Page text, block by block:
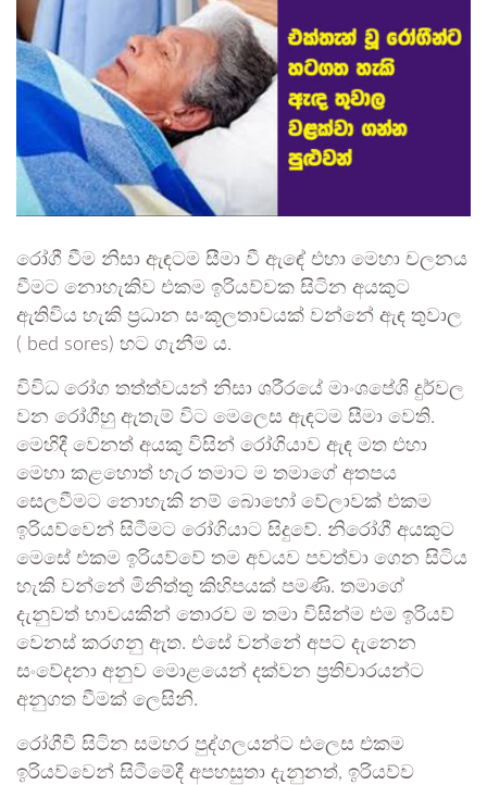
රෝගී වීම නිසා ඇඳටම සීමා වී ඇඳේ එහා මෙහා චලනය
වීමට නොහැකිව එකම ඉරියව්වක සිටින අයකුට
ඇතිවිය හැකි ප්‍රධාන සංකූලතාවයක් වන්නේ ඇඳ තුවාල
( bed sores) හට ගැනීම ය.
විවිධ රෝග තත්ත්වයන් නිසා ශරීරයේ මාංශපේශි දුර්වල
වන රෝගීහු ඇතැම් විට මෙලෙස ඇඳටම සීමා වෙති.
මෙහිදී වෙනත් අයකු විසින් රෝගියාව ඇඳ මත එහා
මෙහා කළහොත් හැර තමාට ම තමාගේ අතපය
සෙලවීමට නොහැකි නම් බොහෝ වේලාවක් එකම
ඉරියව්වෙන් සිටීමට රෝගියාට සිදුවේ. නිරෝගී අයකුට
මෙසේ එකම ඉරියව්වේ තම අවයව පවත්වා ගෙන සිටිය
හැකි වන්නේ මිනිත්තු කිහිපයක් පමණි. තමාගේ
දැනුවත් භාවයකින් තොරව ම තමා විසින්ම එම ඉරියව්
වෙනස් කරගනු ඇත. එසේ වන්නේ අපට දැනෙන
සංවේදනා අනුව මොළයෙන් දක්වන ප්‍රතිචාරයන්ට
අනුගත වීමක් ලෙසිනි.
රෝගීවී සිටින සමහර පුද්ගලයන්ට එලෙස එකම
ඉරියව්වෙන් සිටීමේදී අපහසුතා දැනුනත්, ඉරියව්ව